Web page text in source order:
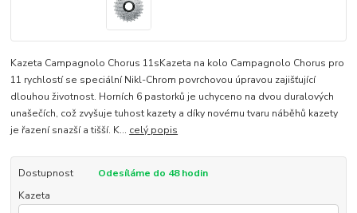
Kazeta Campagnolo Chorus 11sKazeta na kolo Campagnolo Chorus pro
11 rychlostí se speciální Nikl-Chrom povrchovou úpravou zajišťující
dlouhou životnost. Horních 6 pastorků je uchyceno na dvou duralových
unašečích, což zvyšuje tuhost kazety a díky novému tvaru náběhů kazety
je řazení snazší a tišší. K... celý popis
Dostupnost
Odesíláme do 48 hodin
Kazeta